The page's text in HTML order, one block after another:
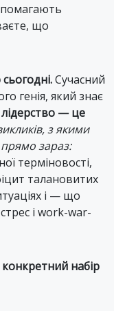
що
Сучасний
генія, який знає
— це
з якими
зараз:
терміновості,
талановитих
і — що
і work-war-
набір